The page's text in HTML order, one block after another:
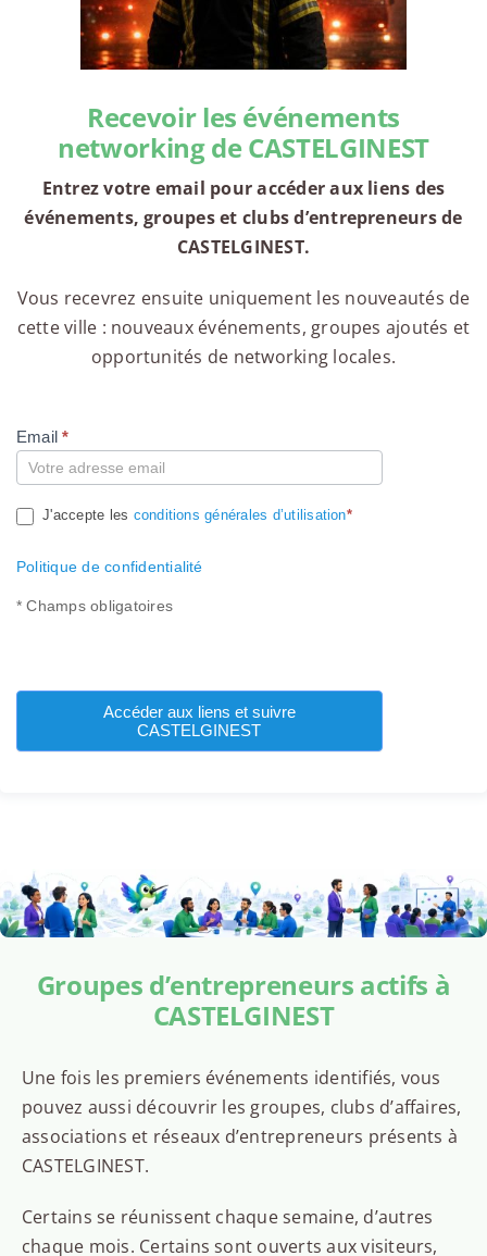
Recevoir les événements
networking de CASTELGINEST
Entrez votre email pour accéder aux liens des
événements, groupes et clubs d’entrepreneurs de
CASTELGINEST.
Vous recevrez ensuite uniquement les nouveautés de
cette ville : nouveaux événements, groupes ajoutés et
opportunités de networking locales.
Compte
Email*
J'accepte les conditions générales d’utilisation*
Politique de confidentialité
* Champs obligatoires
Accéder aux liens et suivre
CASTELGINEST
Groupes d’entrepreneurs actifs à
CASTELGINEST
Une fois les premiers événements identifiés, vous
pouvez aussi découvrir les groupes, clubs d’affaires,
associations et réseaux d’entrepreneurs présents à
CASTELGINEST.
Certains se réunissent chaque semaine, d’autres
chaque mois. Certains sont ouverts aux visiteurs,